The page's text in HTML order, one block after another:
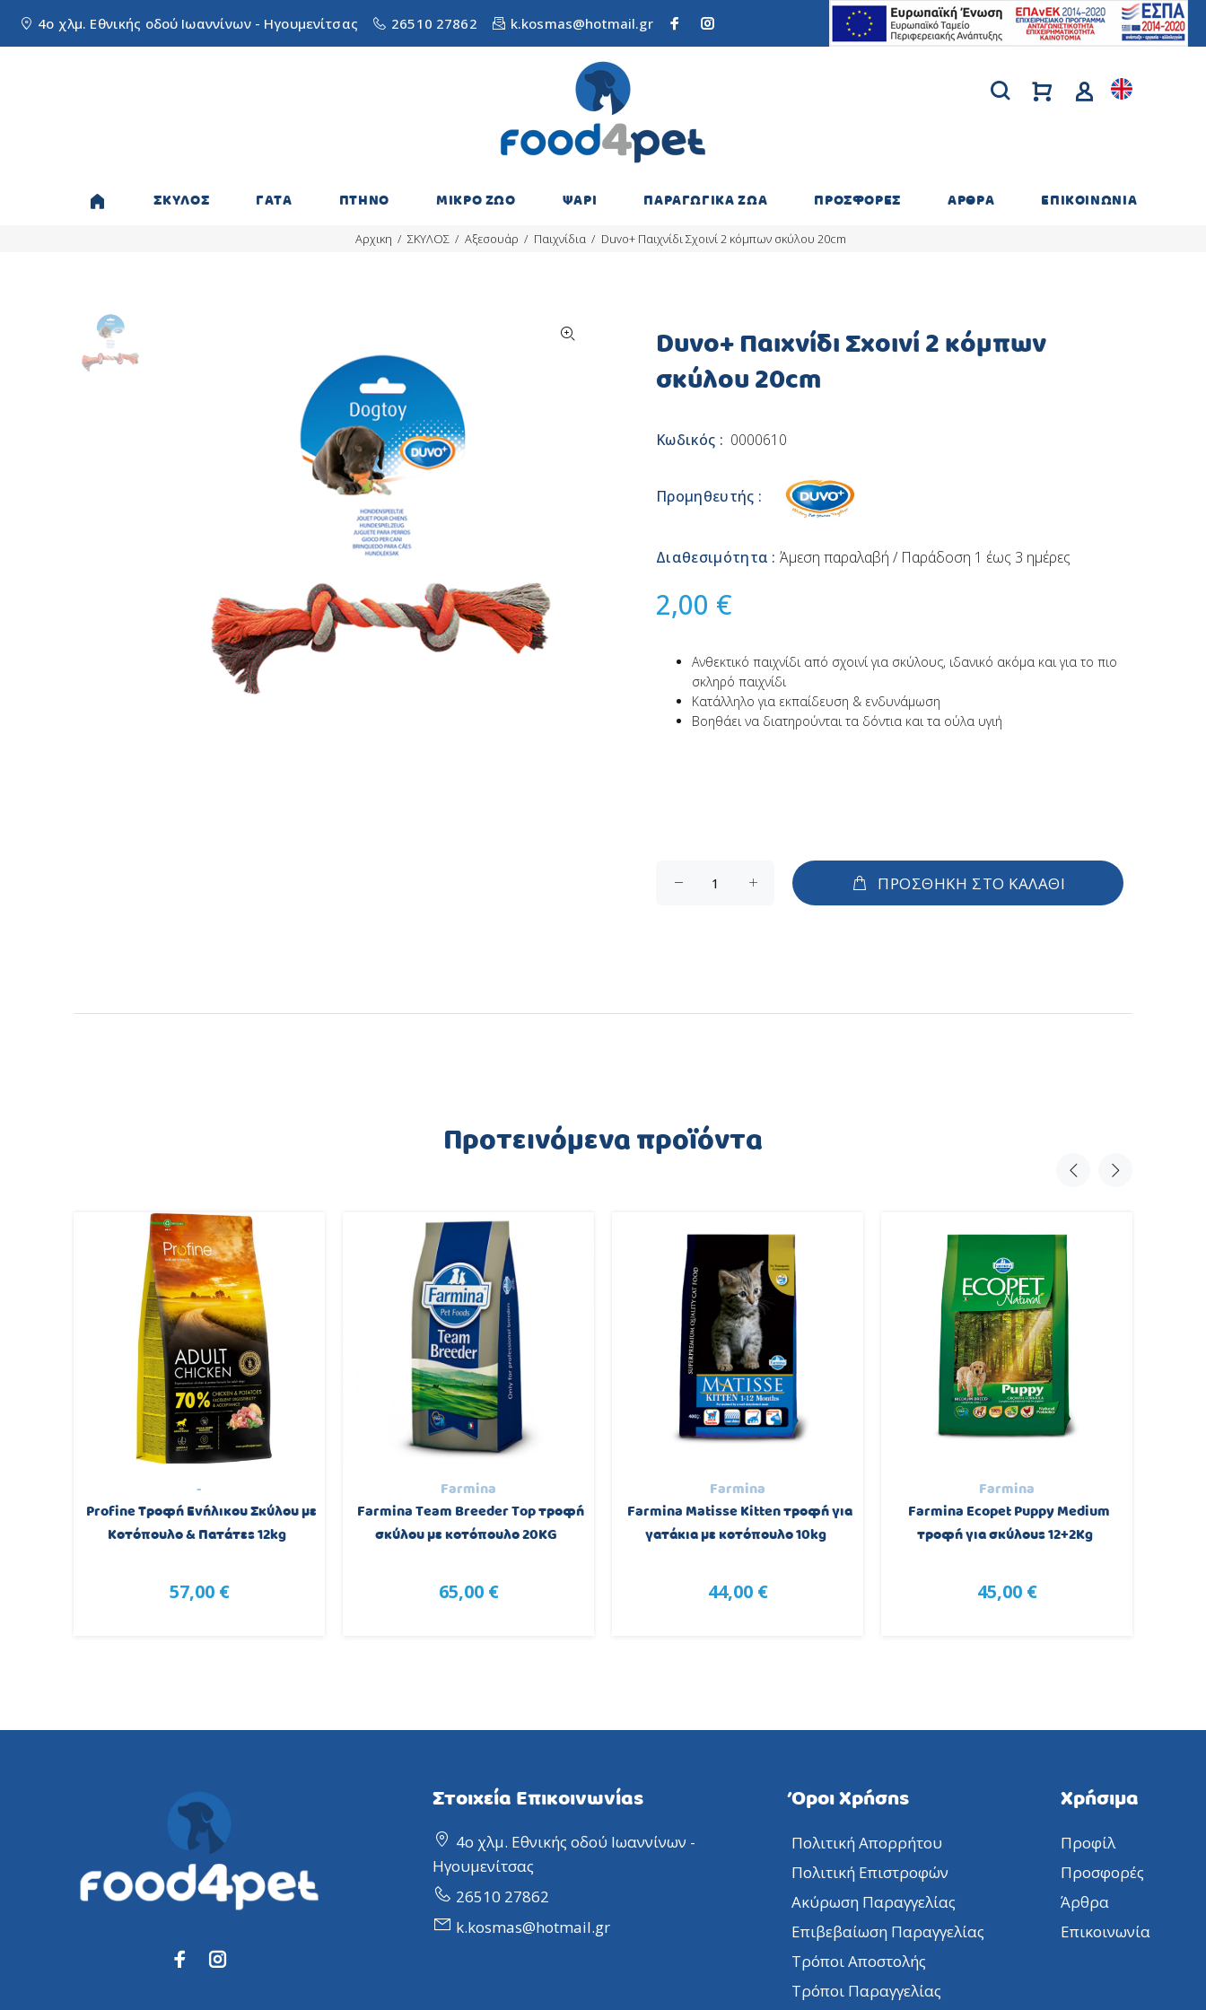
4ο χλμ. Εθνικής οδού Ιωαννίνων - Ηγουμενίτσας 26510 27862 k.kosmas@hotmail.gr
ΣΚΥΛΟΣ ΓΑΤΑ ΠΤΗΝΟ ΜΙΚΡΟ ΖΩΟ ΨΑΡΙ ΠΑΡΑΓΩΓΙΚΑ ΖΩΑ ΠΡΟΣΦΟΡΕΣ ΑΡΘΡΑ ΕΠΙΚΟΙΝΩΝΙΑ
Αρχικη ΣΚΥΛΟΣ Αξεσουάρ Παιχνίδια Duvo+ Παιχνίδι Σχοινί 2 κόμπων σκύλου 20cm
Duvo+ Παιχνίδι Σχοινί 2 κόμπων
σκύλου 20cm
Κωδικός : 0000610
Προμηθευτής :
Διαθεσιμότητα :Άμεση παραλαβή / Παράδoση 1 έως 3 ημέρες
2,00 €
Ανθεκτικό παιχνίδι από σχοινί για σκύλους, ιδανικό ακόμα και για το πιο
σκληρό παιχνίδι
Κατάλληλο για εκπαίδευση & ενδυνάμωση
Βοηθάει να διατηρούνται τα δόντια και τα ούλα υγιή
ΠΡΟΣΘΗΚΗ ΣΤΟ ΚΑΛΑΘΙ
Προτεινόμενα προϊόντα
-
Profine Τροφή Ενήλικου Σκύλου με
Κοτόπουλο & Πατάτες 12kg
57,00 €
Farmina
Farmina Team Breeder Top τροφή
σκύλου με κοτόπουλο 20KG
65,00 €
Farmina
Farmina Matisse Kitten τροφή για
γατάκια με κοτόπουλο 10kg
44,00 €
Farmina
Farmina Ecopet Puppy Medium
τροφή για σκύλους 12+2Kg
45,00 €
Στοιχεία Επικοινωνίας
4ο χλμ. Εθνικής οδού Ιωαννίνων -
Ηγουμενίτσας
26510 27862
k.kosmas@hotmail.gr
Όροι Χρήσης
Πολιτική Απορρήτου
Πολιτική Επιστροφών
Ακύρωση Παραγγελίας
Επιβεβαίωση Παραγγελίας
Τρόποι Αποστολής
Τρόποι Παραγγελίας
Χρήσιμα
Προφίλ
Προσφορές
Άρθρα
Επικοινωνία